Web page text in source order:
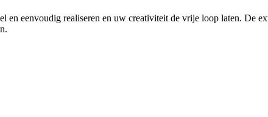
eenvoudig realiseren en uw creativiteit de vrije loop laten. De